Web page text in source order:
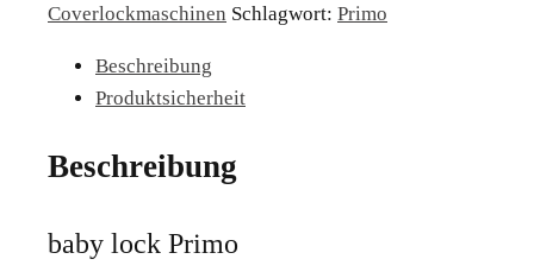
Coverlockmaschinen Schlagwort: Primo
Beschreibung
Produktsicherheit
Beschreibung
baby lock Primo